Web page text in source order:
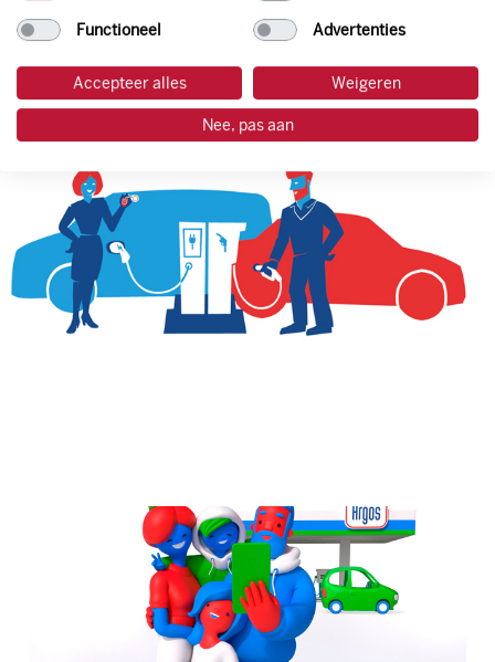
Functioneel Advertenties
Accepteer alles Weigeren
Nee, pas aan